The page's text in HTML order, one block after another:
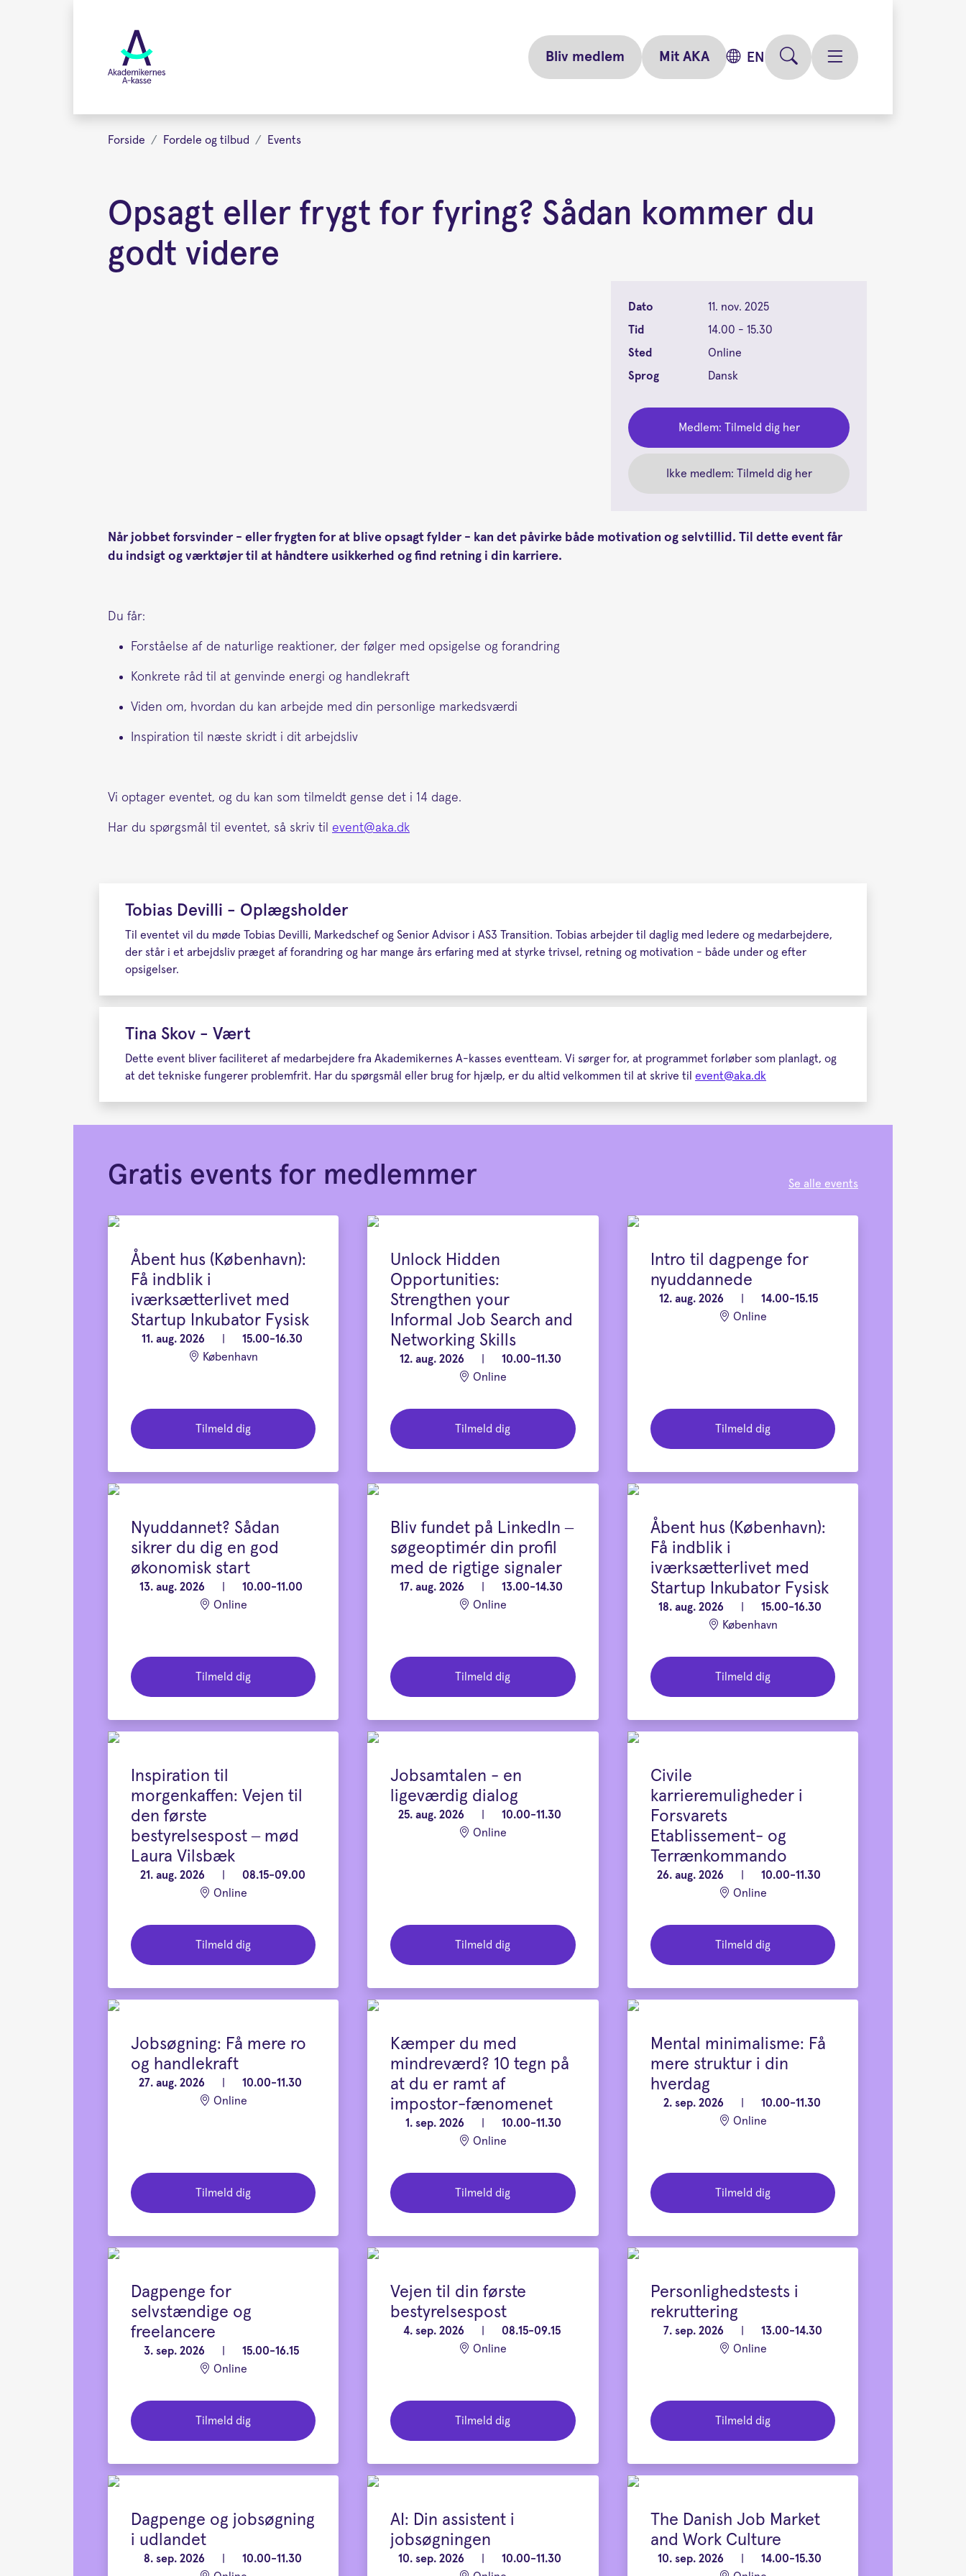
Bliv medlem Mit AKA EN
Forside Fordele og tilbud Events
Opsagt eller frygt for fyring? Sådan kommer du
godt videre
Dato
11. nov. 2025
Tid
14.00 - 15.30
Sted
Online
Sprog
Dansk
Medlem: Tilmeld dig her
Ikke medlem: Tilmeld dig her
Når jobbet forsvinder - eller frygten for at blive opsagt fylder - kan det påvirke både motivation og selvtillid. Til dette event får
du indsigt og værktøjer til at håndtere usikkerhed og find retning i din karriere.
Du får:
Forståelse af de naturlige reaktioner, der følger med opsigelse og forandring
Konkrete råd til at genvinde energi og handlekraft
Viden om, hvordan du kan arbejde med din personlige markedsværdi
Inspiration til næste skridt i dit arbejdsliv
Vi optager eventet, og du kan som tilmeldt gense det i 14 dage.
Har du spørgsmål til eventet, så skriv til event@aka.dk
Tobias Devilli - Oplægsholder
Til eventet vil du møde Tobias Devilli, Markedschef og Senior Advisor i AS3 Transition. Tobias arbejder til daglig med ledere og medarbejdere,
der står i et arbejdsliv præget af forandring og har mange års erfaring med at styrke trivsel, retning og motivation - både under og efter
opsigelser.
Tina Skov - Vært
Dette event bliver faciliteret af medarbejdere fra Akademikernes A-kasses eventteam. Vi sørger for, at programmet forløber som planlagt, og
at det tekniske fungerer problemfrit. Har du spørgsmål eller brug for hjælp, er du altid velkommen til at skrive til event@aka.dk
Gratis events for medlemmer Se alle events
Åbent hus (København):
Få indblik i
iværksætterlivet med
Startup Inkubator Fysisk
11. aug. 2026
15.00-16.30
København
Tilmeld dig
Unlock Hidden
Opportunities:
Strengthen your
Informal Job Search and
Networking Skills
12. aug. 2026
10.00-11.30
Online
Tilmeld dig
Intro til dagpenge for
nyuddannede
12. aug. 2026
14.00-15.15
Online
Tilmeld dig
Nyuddannet? Sådan
sikrer du dig en god
økonomisk start
13. aug. 2026
10.00-11.00
Online
Tilmeld dig
Bliv fundet på LinkedIn –
søgeoptimér din profil
med de rigtige signaler
17. aug. 2026
13.00-14.30
Online
Tilmeld dig
Åbent hus (København):
Få indblik i
iværksætterlivet med
Startup Inkubator Fysisk
18. aug. 2026
15.00-16.30
København
Tilmeld dig
Inspiration til
morgenkaffen: Vejen til
den første
bestyrelsespost – mød
Laura Vilsbæk
21. aug. 2026
08.15-09.00
Online
Tilmeld dig
Jobsamtalen - en
ligeværdig dialog
25. aug. 2026
10.00-11.30
Online
Tilmeld dig
Civile
karrieremuligheder i
Forsvarets
Etablissement- og
Terrænkommando
26. aug. 2026
10.00-11.30
Online
Tilmeld dig
Jobsøgning: Få mere ro
og handlekraft
27. aug. 2026
10.00-11.30
Online
Tilmeld dig
Kæmper du med
mindreværd? 10 tegn på
at du er ramt af
impostor-fænomenet
1. sep. 2026
10.00-11.30
Online
Tilmeld dig
Mental minimalisme: Få
mere struktur i din
hverdag
2. sep. 2026
10.00-11.30
Online
Tilmeld dig
Dagpenge for
selvstændige og
freelancere
3. sep. 2026
15.00-16.15
Online
Tilmeld dig
Vejen til din første
bestyrelsespost
4. sep. 2026
08.15-09.15
Online
Tilmeld dig
Personlighedstests i
rekruttering
7. sep. 2026
13.00-14.30
Online
Tilmeld dig
Dagpenge og jobsøgning
i udlandet
8. sep. 2026
10.00-11.30
AI: Din assistent i
jobsøgningen
10. sep. 2026
10.00-11.30
The Danish Job Market
and Work Culture
10. sep. 2026
14.00-15.30